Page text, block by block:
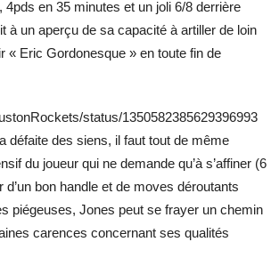
4pds en 35 minutes et un joli 6/8 derrière
à un aperçu de sa capacité à artiller de loin
« Eric Gordonesque » en toute fin de
status/1350582385629396993
défaite des siens, il faut tout de même
du joueur qui ne demande qu’à s’affiner (6
d’un bon handle et de moves déroutants
piégeuses, Jones peut se frayer un chemin
carences concernant ses qualités